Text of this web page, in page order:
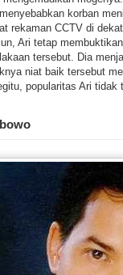
korban
rekaman CCTV di
Ari tetap
tersebut. Dia
niat baik tersebut
popularitas Ari